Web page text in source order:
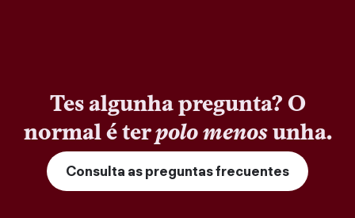
Tes algunha pregunta? O
normal é terpolo menosunha.
Consulta as preguntas frecuentes